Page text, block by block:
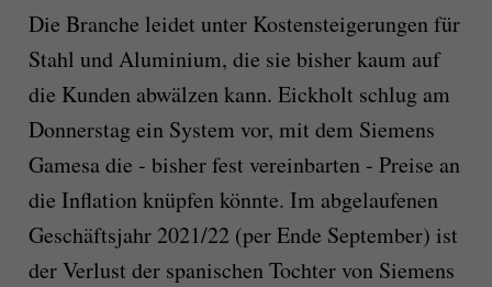
Die Branche leidet unter Kostensteigerungen für
Stahl und Aluminium, die sie bisher kaum auf
die Kunden abwälzen kann. Eickholt schlug am
Donnerstag ein System vor, mit dem Siemens
Gamesa die - bisher fest vereinbarten - Preise an
die Inflation knüpfen könnte. Im abgelaufenen
Geschäftsjahr 2021/22 (per Ende September) ist
der Verlust der spanischen Tochter von Siemens